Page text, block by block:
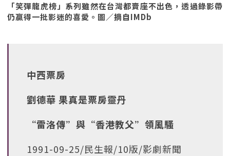
「笑彈龍虎榜」系列雖然在台灣都賣座不出色，透過錄影帶
仍贏得一批影迷的喜愛。圖／摘自IMDb
中西票房
劉德華 果真是票房靈丹
“雷洛傳”與“香港教父”領風騷
1991-09-25/民生報/10版/影劇新聞